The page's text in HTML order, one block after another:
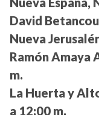
David
Nueva
Ramón Amaya
m.
La Huerta y
a 12:00 m.